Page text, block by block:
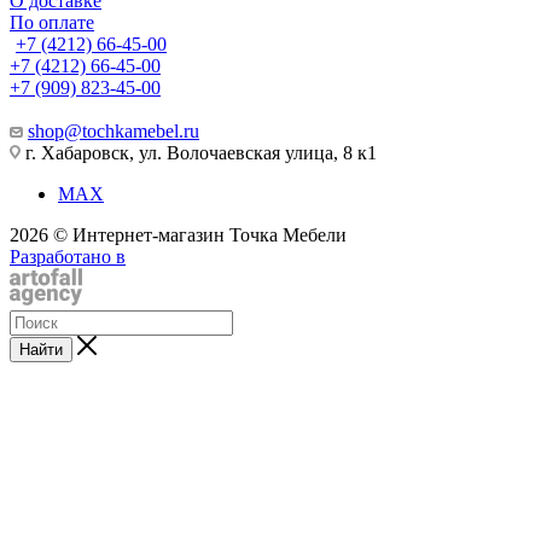
По оплате
+7 (4212) 66-45-00
+7 (4212) 66-45-00
+7 (909) 823-45-00
shop@tochkamebel.ru
г. Хабаровск, ул. Волочаевская улица, 8 к1
MAX
2026 © Интернет-магазин Точка Мебели
Разработано в
Найти